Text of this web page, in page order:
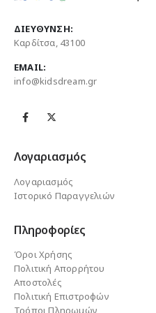
ΔΙΕΎΘΥΝΣΗ:
Καρδίτσα, 43100
EMAIL:
info@kidsdream.gr
Λογαριασμός
Λογαριασμός
Ιστορικό Παραγγελιών
Πληροφορίες
Όροι Χρήσης
Πολιτική Απορρήτου
Αποστολές
Πολιτική Επιστροφών
Τρόποι Πληρωμών